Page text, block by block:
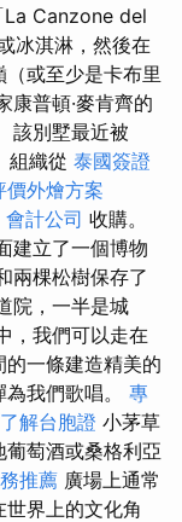
La Canzone del
冰淇淋，然後在
或至少是卡布里
康普頓·麥肯齊的
該別墅最近被
組織從 泰國簽證
價外燴方案
會計公司 收購。
建立了一個博物
兩棵松樹保存了
院，一半是城
，我們可以走在
一條建造精美的
我們歌唱。 專
解台胞證 小茅草
萄酒或桑格利亞
推薦 廣場上通常
界上的文化角